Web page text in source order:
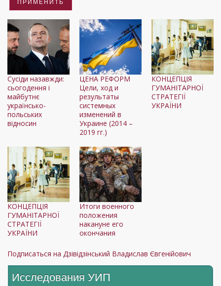
Сусіди назавжди:
сьогодення і
майбутнє
українсько-
польських
відносин
ЦЕНА РЕФОРМ
Цели, ход и
результаты
системных
изменений в
Украине (2014 –
2019 гг.)
КОНЦЕПЦІЯ
ГУМАНІТАРНОЇ
СТРАТЕГІЇ
УКРАЇНИ
КОНЦЕПЦІЯ
ГУМАНІТАРНОЇ
СТРАТЕГІЇ
УКРАЇНИ
Итоги военного
положения
накануне его
окончания
Подписаться на Дзівідзінський Владислав Євгенійович
Исследования УИП